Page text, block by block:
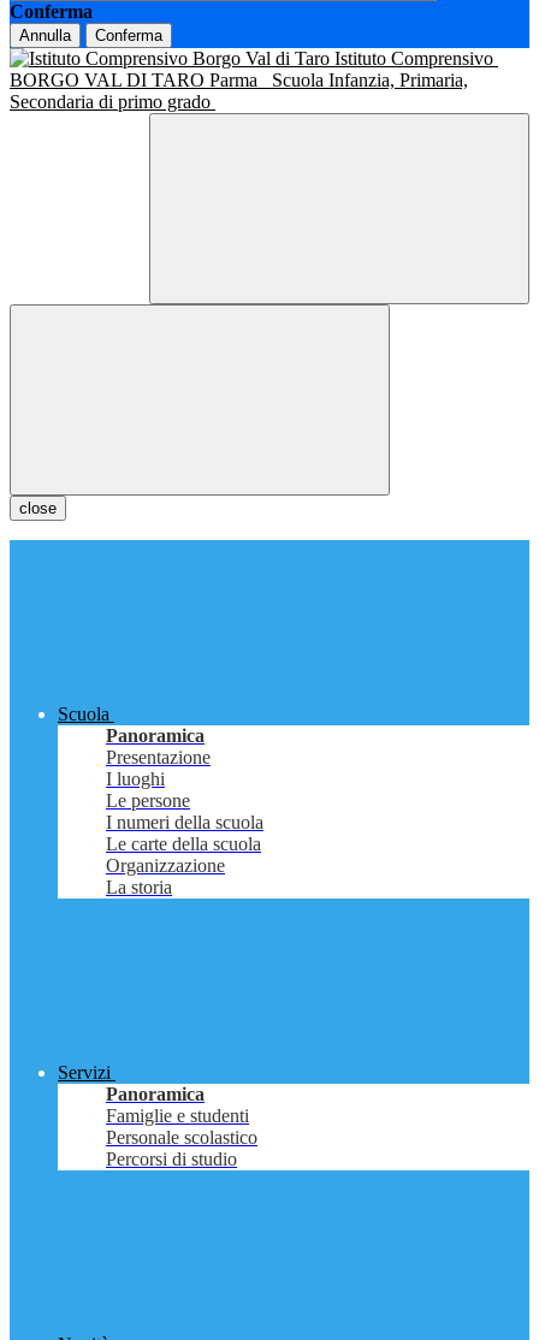
Conferma
Annulla Conferma
Istituto Comprensivo
BORGO VAL DI TARO Parma
Scuola Infanzia, Primaria,
Secondaria di primo grado
close
Scuola
Panoramica
Presentazione
I luoghi
Le persone
I numeri della scuola
Le carte della scuola
Organizzazione
La storia
Servizi
Panoramica
Famiglie e studenti
Personale scolastico
Percorsi di studio